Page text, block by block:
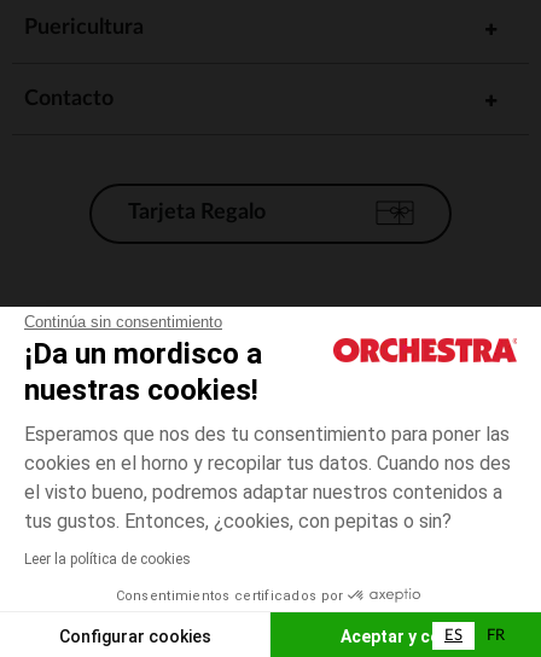
Continúa sin consentimiento
¡Da un mordisco a
nuestras cookies!
Esperamos que nos des tu consentimiento para poner las
cookies en el horno y recopilar tus datos. Cuando nos des
el visto bueno, podremos adaptar nuestros contenidos a
tus gustos. Entonces, ¿cookies, con pepitas o sin?
Leer la política de cookies
Consentimientos certificados por
Configurar cookies Aceptar y cerrar
Blanco
talla
unica
El pago medidante
AÑADIR A LA CESTA
Puericultura
Contacto
Tarjeta Regalo
Condiciones generales de venta
Aviso Legal
*Condiciones de las ofertas actuales
Gestión de las cookies
Accesibilidad: no conforme
Orchestra adhiere al código de ética de la Federación Francesa de comercio
electrónico y venta a distancia (FEVAD) y al sistema de mediación de
ES FR